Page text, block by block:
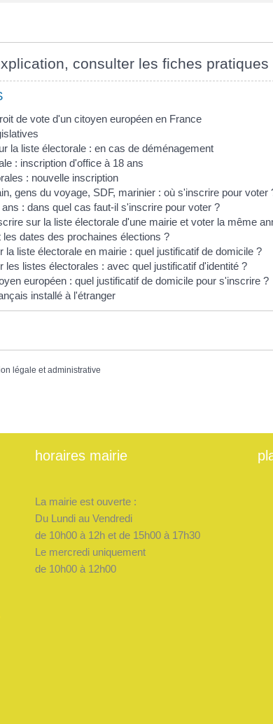
consulter les fiches pratiques
de vote d'un citoyen européen en France
la liste électorale : en cas de déménagement
: inscription d'office à 18 ans
: nouvelle inscription
gens du voyage, SDF, marinier : où s'inscrire pour voter
: dans quel cas faut-il s'inscrire pour voter ?
sur la liste électorale d'une mairie et voter la même
les dates des prochaines élections ?
la liste électorale en mairie : quel justificatif de domicile ?
les listes électorales : avec quel justificatif d'identité ?
européen : quel justificatif de domicile pour s'inscrire ?
installé à l'étranger
légale et administrative
horaires mairie
La mairie est ouverte :
Du Lundi au Vendredi
de 10h00 à 12h et de 15h00 à 17h30
Le mercredi uniquement
de 10h00 à 12h00